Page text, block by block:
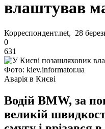
влаштував
Корреспондент.net, 28
0
631
Фото: kiev.informator.ua
Аварія в Києві
Водій BMW, за
великій